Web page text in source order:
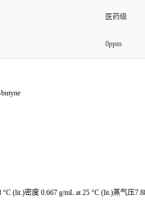
医药级
0ppm
(lit.)密度 0.667 g/mL at 25 °C (lit.)蒸气压